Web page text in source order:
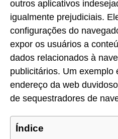
outros aplicativos
igualmente prejudiciais.
configurações do
expor os usuários a
dados relacionados à
publicitários. Um exemplo
endereço da web
de sequestradores de
Índice